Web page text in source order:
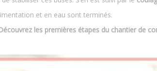
et en eau sont terminés.
les premières étapes du chantier de